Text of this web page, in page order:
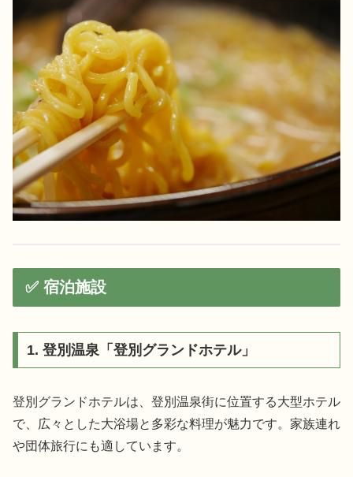
✅ 宿泊施設
1. 登別温泉「登別グランドホテル」
登別グランドホテルは、登別温泉街に位置する大型ホテル
で、広々とした大浴場と多彩な料理が魅力です。家族連れ
や団体旅行にも適しています。